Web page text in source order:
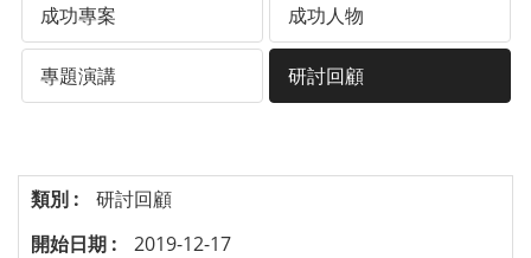
成功專案 成功人物
專題演講 研討回顧
研討回顧
2019-12-17